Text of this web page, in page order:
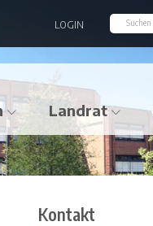
LOGIN
Landrat
Kontakt